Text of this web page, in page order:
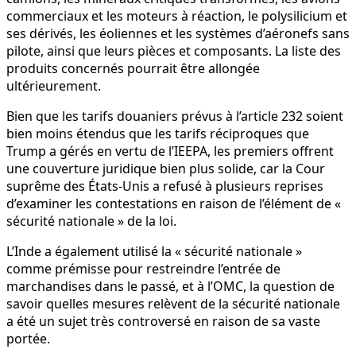
commerciaux et les moteurs à réaction, le polysilicium et
ses dérivés, les éoliennes et les systèmes d’aéronefs sans
pilote, ainsi que leurs pièces et composants. La liste des
produits concernés pourrait être allongée
ultérieurement.
Bien que les tarifs douaniers prévus à l’article 232 soient
bien moins étendus que les tarifs réciproques que
Trump a gérés en vertu de l’IEEPA, les premiers offrent
une couverture juridique bien plus solide, car la Cour
suprême des États-Unis a refusé à plusieurs reprises
d’examiner les contestations en raison de l’élément de «
sécurité nationale » de la loi.
L’Inde a également utilisé la « sécurité nationale »
comme prémisse pour restreindre l’entrée de
marchandises dans le passé, et à l’OMC, la question de
savoir quelles mesures relèvent de la sécurité nationale
a été un sujet très controversé en raison de sa vaste
portée.